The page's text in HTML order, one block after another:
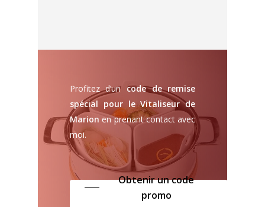
Profitez d’un code de remise
spécial pour le Vitaliseur de
Marion en prenant contact avec
moi.
Obtenir un code
promo